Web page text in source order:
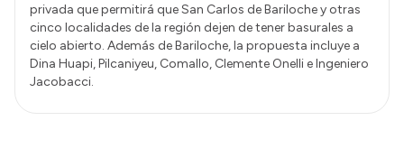
privada que permitirá que San Carlos de Bariloche y otras
cinco localidades de la región dejen de tener basurales a
cielo abierto. Además de Bariloche, la propuesta incluye a
Dina Huapi, Pilcaniyeu, Comallo, Clemente Onelli e Ingeniero
Jacobacci.